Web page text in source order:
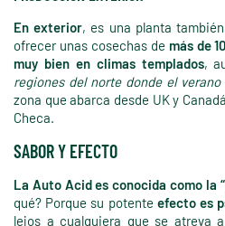
En exterior, es una planta
ofrecer unas cosechas de más de
muy bien en climas templados,
regiones del norte donde el
zona que abarca desde UK y
Checa.
SABOR Y EFECTO
La Auto Acid es conocida como la
qué? Porque su potente efecto es
lejos a cualquiera que se atreva